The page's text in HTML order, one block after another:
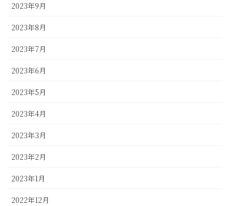
2023年9月
2023年8月
2023年7月
2023年6月
2023年5月
2023年4月
2023年3月
2023年2月
2023年1月
2022年12月